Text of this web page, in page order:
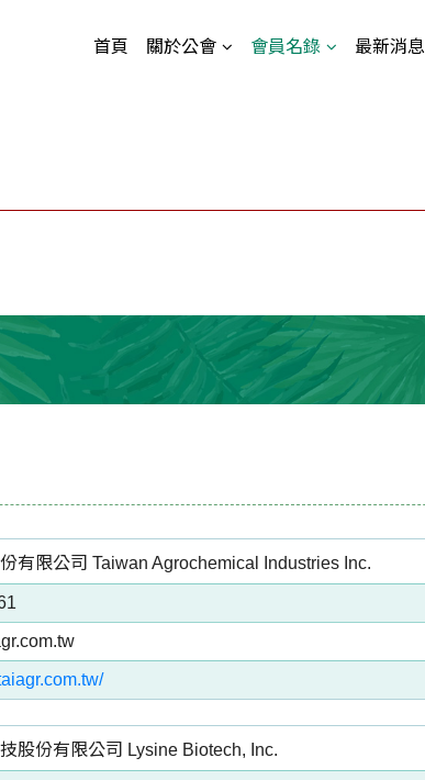
首頁 關於公會 會員名錄 最新消息
有限公司 Taiwan Agrochemical Industries Inc.
股份有限公司 Lysine Biotech, Inc.